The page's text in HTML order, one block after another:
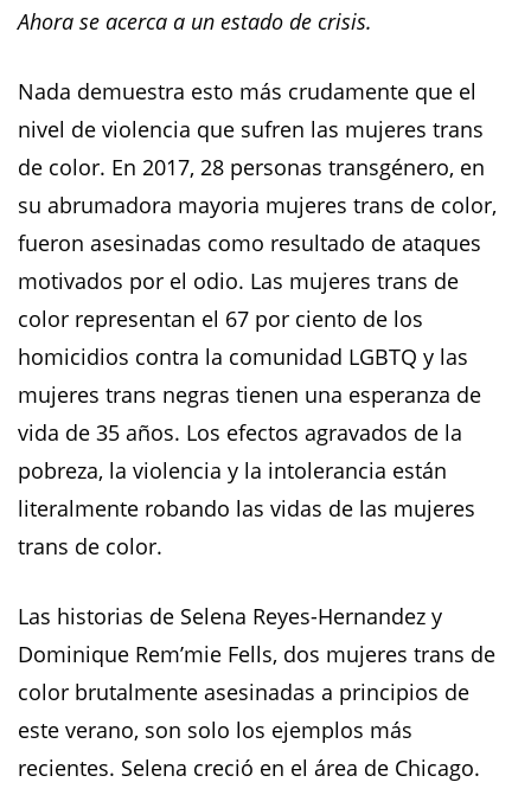
Ahora se acerca a un estado de crisis.
Nada demuestra esto más crudamente que el
nivel de violencia que sufren las mujeres trans
de color. En 2017, 28 personas transgénero, en
su abrumadora mayoria mujeres trans de color,
fueron asesinadas como resultado de ataques
motivados por el odio. Las mujeres trans de
color representan el 67 por ciento de los
homicidios contra la comunidad LGBTQ y las
mujeres trans negras tienen una esperanza de
vida de 35 años. Los efectos agravados de la
pobreza, la violencia y la intolerancia están
literalmente robando las vidas de las mujeres
trans de color.
Las historias de Selena Reyes-Hernandez y
Dominique Rem’mie Fells, dos mujeres trans de
color brutalmente asesinadas a principios de
este verano, son solo los ejemplos más
recientes. Selena creció en el área de Chicago.